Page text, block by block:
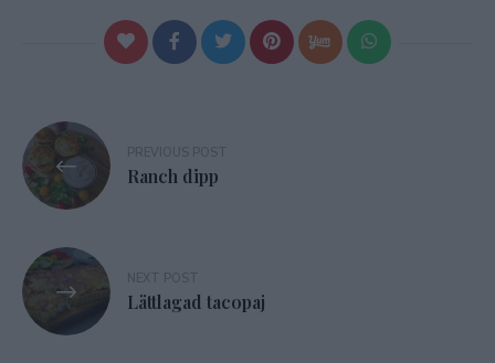
Inläggsnavigering
Ranch dipp
Lättlagad tacopaj